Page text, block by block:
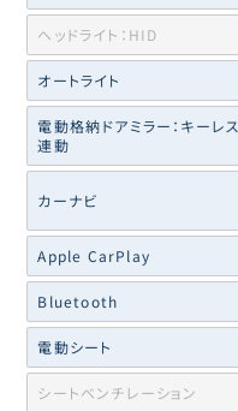
ヘッドライト：HID
オートライト
電動格納ドアミラー：キーレス
連動
カーナビ
Apple CarPlay
Bluetooth
電動シート
シートベンチレーション